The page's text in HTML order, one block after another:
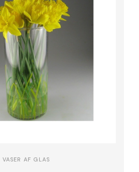
VASER AF GLAS